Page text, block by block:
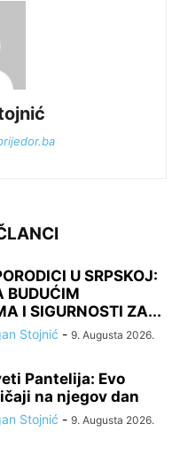
U SRPSKOJ:
BUDUĆIM
I SIGURNOSTI ZA...
Stojnić - 9. Augusta 2026.
Pantelija: Evo
na njegov dan
Stojnić - 9. Augusta 2026.